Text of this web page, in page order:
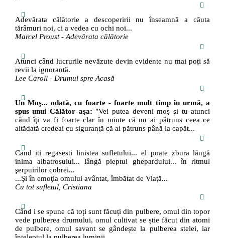
Adevărata călătorie a descoperirii nu înseamnă a căuta
tărâmuri noi, ci a vedea cu ochi noi...
Marcel Proust - Adevărata călătorie
Atunci când lucrurile nevăzute devin evidente nu mai poți să
revii la ignoranță.
Lee Caroll - Drumul spre Acasă
Un Moş... odată, cu foarte - foarte mult timp în urmă, a
spus unui Călător aşa: "Vei putea deveni moş şi tu atunci
când îţi va fi foarte clar în minte că nu ai pătruns ceea ce
altădată credeai cu siguranţă că ai pătruns până la capăt...
Cand iti regasesti linistea sufletului... el poate zbura lângă
inima albatrosului... lângă pieptul ghepardului... în ritmul
şerpuirilor cobrei...
...Şi în emoţia omului avântat, îmbătat de Viaţă...
Cu tot sufletul, Cristiana
Când i se spune că toți sunt făcuți din pulbere, omul din topor
vede pulberea drumului, omul cultivat se știe făcut din atomi
de pulbere, omul savant se gândește la pulberea stelei, iar